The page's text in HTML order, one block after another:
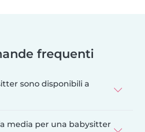
frequenti
sono disponibili a
media per una babysitter